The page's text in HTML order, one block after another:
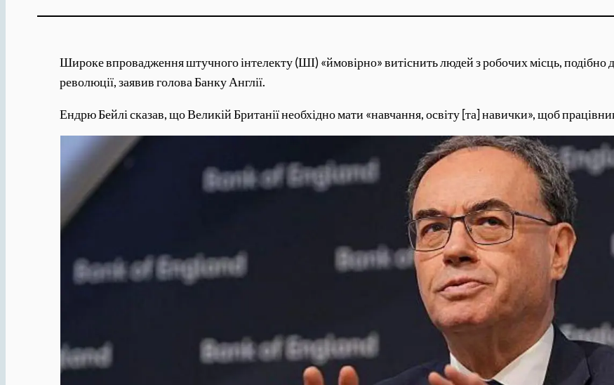
Широке впровадження штучного інтелекту (ШІ) «ймовірно» витіснить людей з робочих місць, подібно
революції, заявив голова Банку Англії.
Ендрю Бейлі сказав, що Великій Британії необхідно мати «навчання, освіту [та] навички», щоб